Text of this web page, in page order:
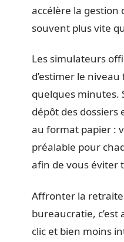
accélère la gestion
souvent plus vite
Les simulateurs
d’estimer le
quelques minutes.
dépôt des dossiers
au format papier :
préalable pour
afin de vous éviter
Affronter la
bureaucratie, c’est
clic et bien moins